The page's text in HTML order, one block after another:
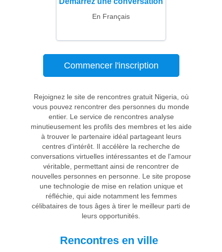
En Français
Commencer l'inscription
Rejoignez le site de rencontres gratuit Nigeria, où
vous pouvez rencontrer des personnes du monde
entier. Le service de rencontres analyse
minutieusement les profils des membres et les aide
à trouver le partenaire idéal partageant leurs
centres d'intérêt. Il accélère la recherche de
conversations virtuelles intéressantes et de l'amour
véritable, permettant ainsi de rencontrer de
nouvelles personnes en personne. Le site propose
une technologie de mise en relation unique et
réfléchie, qui aide notamment les femmes
célibataires de tous âges à tirer le meilleur parti de
leurs opportunités.
Rencontres en ville